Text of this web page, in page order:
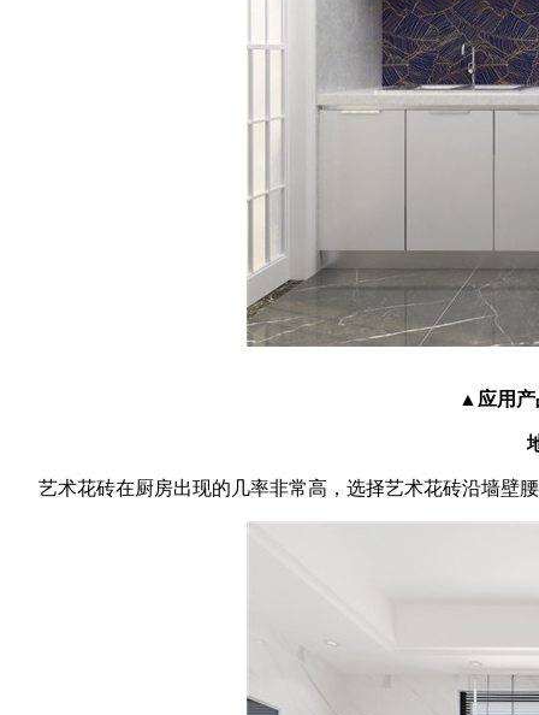
▲应用产
艺术花砖在厨房出现的几率非常高，选择艺术花砖沿墙壁腰